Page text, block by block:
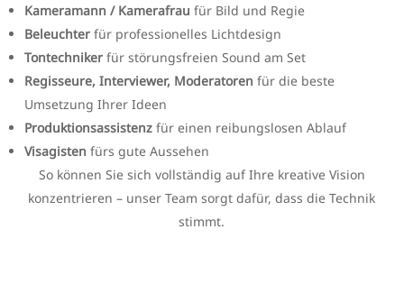
Kameramann / Kamerafrau für Bild und Regie
Beleuchter für professionelles Lichtdesign
Tontechnikerfür störungsfreien Sound am Set
Regisseure, Interviewer, Moderatoren für die beste
Umsetzung Ihrer Ideen
Produktionsassistenzfür einen reibungslosen Ablauf
Visagisten fürs gute Aussehen
So können Sie sich vollständig auf Ihre kreative Vision
konzentrieren – unser Team sorgt dafür, dass die Technik
stimmt.